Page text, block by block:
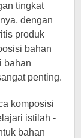
tingkat
dengan
produk
bahan
bahan
penting.
komposisi
istilah -
bahan